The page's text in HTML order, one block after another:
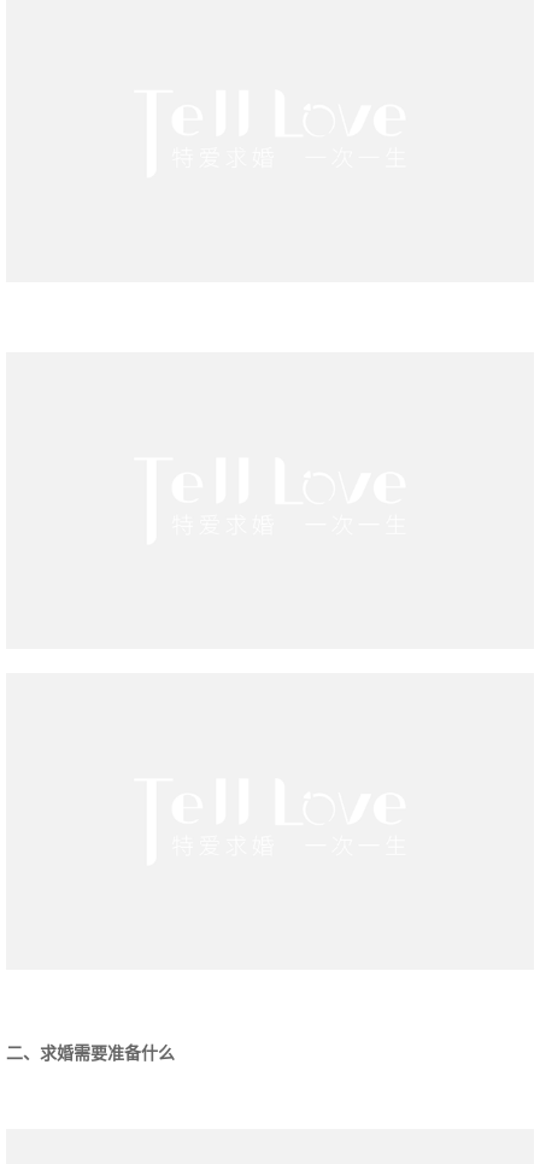
二、求婚需要准备什么